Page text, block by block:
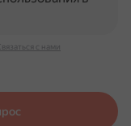
с нами